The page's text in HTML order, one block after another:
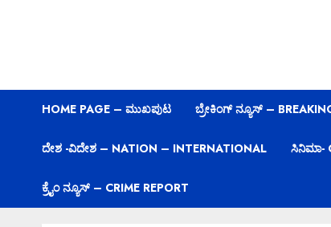
HOME PAGE – ಮುಖಪುಟ ಬ್ರೇಕಿಂಗ್ ನ್ಯೂಸ್ –
ದೇಶ -ವಿದೇಶ – NATION – INTERNATIONAL ಸಿನಿಮಾ-
ಕ್ರೈಂ ನ್ಯೂಸ್ – CRIME REPORT